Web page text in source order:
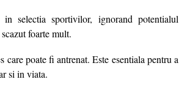
selectia sportivilor, ignorand potentialul
foarte mult.
poate fi antrenat. Este esentiala pentru a
si in viata.